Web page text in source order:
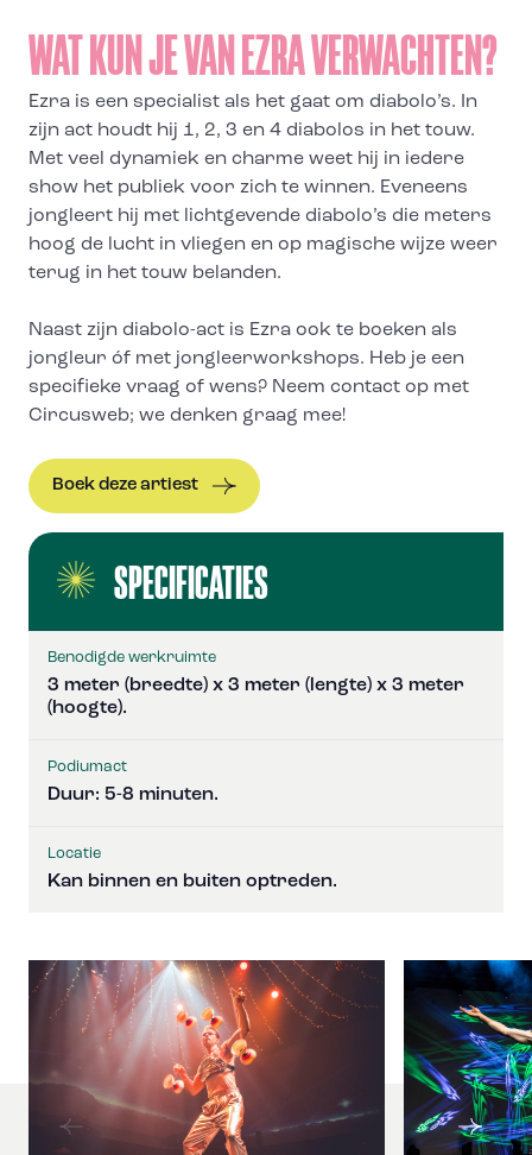
WAT KUN JE VAN EZRA VERWACHTEN?
Ezra is een specialist als het gaat om diabolo’s. In
zijn act houdt hij 1, 2, 3 en 4 diabolos in het touw.
Met veel dynamiek en charme weet hij in iedere
show het publiek voor zich te winnen. Eveneens
jongleert hij met lichtgevende diabolo’s die meters
hoog de lucht in vliegen en op magische wijze weer
terug in het touw belanden.
Naast zijn diabolo-act is Ezra ook te boeken als
jongleur óf met jongleerworkshops. Heb je een
specifieke vraag of wens? Neem contact op met
Circusweb; we denken graag mee!
Boek deze artiest
SPECIFICATIES
Benodigde werkruimte
3 meter (breedte) x 3 meter (lengte) x 3 meter
(hoogte).
Podiumact
Duur: 5-8 minuten.
Locatie
Kan binnen en buiten optreden.